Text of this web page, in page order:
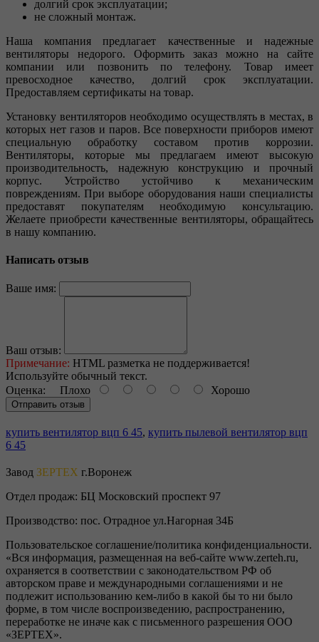
долгий срок эксплуатации;
не сложный монтаж.
Наша компания предлагает качественные и надежные
вентиляторы недорого. Оформить заказ можно на сайте
компании или позвонить по телефону. Товар имеет
превосходное качество, долгий срок эксплуатации.
Предоставляем сертификаты на товар.
Установку вентиляторов необходимо осуществлять в местах, в
которых нет газов и паров. Все поверхности приборов имеют
специальную обработку составом против коррозии.
Вентиляторы, которые мы предлагаем имеют высокую
производительность, надежную конструкцию и прочный
корпус. Устройство устойчиво к механическим
повреждениям. При выборе оборудования наши специалисты
предоставят покупателям необходимую консультацию.
Желаете приобрести качественные вентиляторы, обращайтесь
в нашу компанию.
Написать отзыв
Ваше имя:
Ваш отзыв:
Примечание: HTML разметка не поддерживается!
Используйте обычный текст.
Оценка: Плохо Хорошо
Отправить отзыв
купить вентилятор вцп 6 45, купить пылевой вентилятор вцп
6 45
Завод ЗЕРТЕХ г.Воронеж
Отдел продаж: БЦ Московский проспект 97
Производство: пос. Отрадное ул.Нагорная 34Б
Пользовательское соглашение/политика конфиденциальности.
«Вся информация, размещенная на веб-сайте www.zerteh.ru,
охраняется в соответствии с законодательством РФ об
авторском праве и международными соглашениями и не
подлежит использованию кем-либо в какой бы то ни было
форме, в том числе воспроизведению, распространению,
переработке не иначе как с письменного разрешения ООО
«ЗЕРТЕХ».